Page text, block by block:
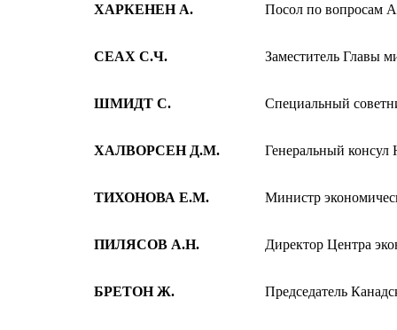
ХАРКЕНЕН А. Посол по вопросам
СЕАХ С.Ч. Заместитель Главы
ШМИДТ С. Специальный
ХАЛВОРСЕН Д.М. Генеральный консул
ТИХОНОВА Е.М. Министр
ПИЛЯСОВ А.Н. Директор Центра
БРЕТОН Ж. Председатель